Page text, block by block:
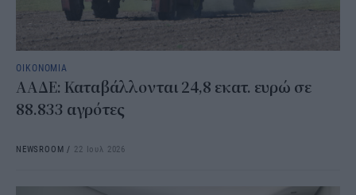
ΟΙΚΟΝΟΜΙΑ
ΑΑΔΕ: Καταβάλλονται 24,8 εκατ. ευρώ σε
88.833 αγρότες
NEWSROOM / 22 Ιουλ 2026